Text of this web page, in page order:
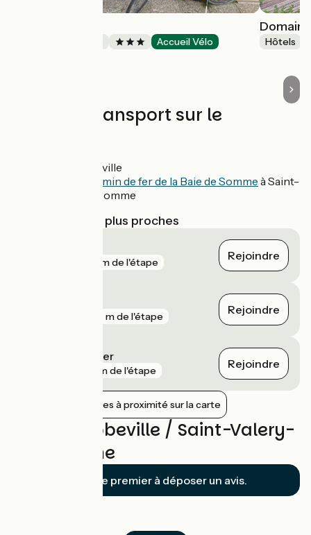
Accueil Vélo Hôtels
Trains et transport sur le
Gare à Abbeville
Chemin de fer de la Baie de Somme à Saint-
Valery-sur-Somme
Gares SNCF les plus proches
191 m de l'étape Rejoindre
657 m de l'étape Rejoindre
Noyelles-sur-Mer
4 km de l'étape Rejoindre
Afficher les gares à proximité sur la carte
Avis sur Abbeville / Saint-Valery-
sur-Somme
Soyez le premier à déposer un avis.